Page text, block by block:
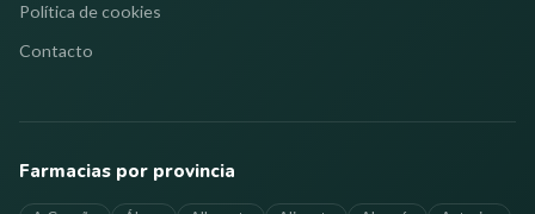
Política de cookies
Contacto
Farmacias por provincia